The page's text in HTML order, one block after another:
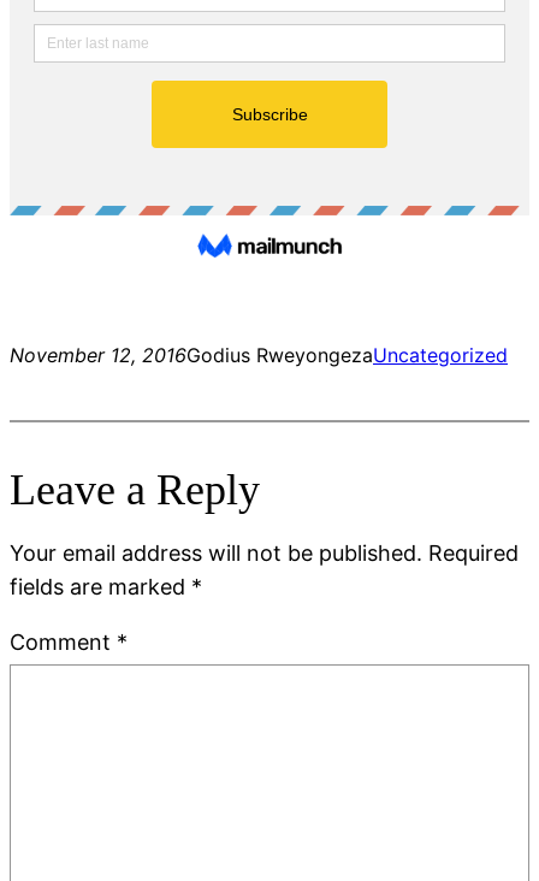
November 12, 2016Godius RweyongezaUncategorized
Leave a Reply
Your email address will not be published. Required
fields are marked *
Comment *